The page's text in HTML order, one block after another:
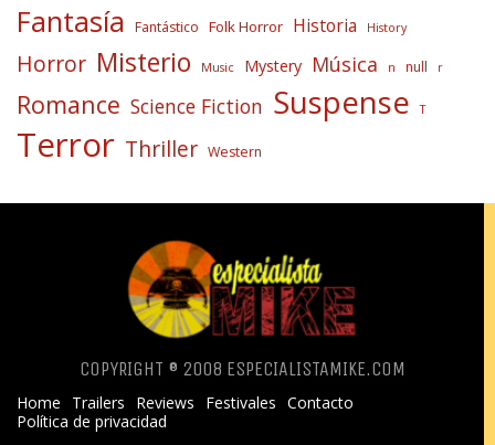
Fantasía Fantástico Folk Horror Historia History
Horror Misterio Music Mystery Música n null r
Romance Science Fiction Suspense T
Terror Thriller Western
COPYRIGHT ® 2008 ESPECIALISTAMIKE.COM
Home Trailers Reviews Festivales Contacto
Política de privacidad